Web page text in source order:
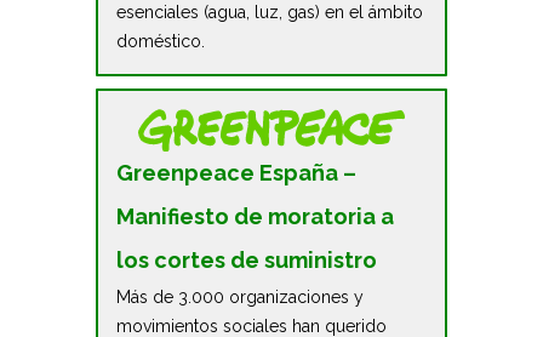
esenciales (agua, luz, gas) en el ámbito
doméstico.
Greenpeace España –
Manifiesto de moratoria a
los cortes de suministro
Más de 3.000 organizaciones y
movimientos sociales han querido